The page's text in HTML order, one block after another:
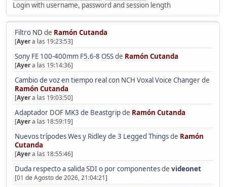
Login with username, password and session length
Filtro ND de Ramón Cutanda
[Ayera las 19:23:53]
Sony FE 100-400mm F5.6-8 OSSde Ramón Cutanda
[Ayera las 19:14:36]
Cambio de voz en tiempo real con NCH Voxal Voice Changerde
Ramón Cutanda
[Ayera las 19:03:50]
Adaptador DOF MK3 de Beastgripde Ramón Cutanda
[Ayera las 18:59:19]
Nuevos trípodes Wes y Ridley de 3 Legged Thingsde Ramón
Cutanda
[Ayera las 18:55:46]
Duda respecto a salida SDI o por componentesde videonet
[01 de Agosto de 2026, 21:04:21]